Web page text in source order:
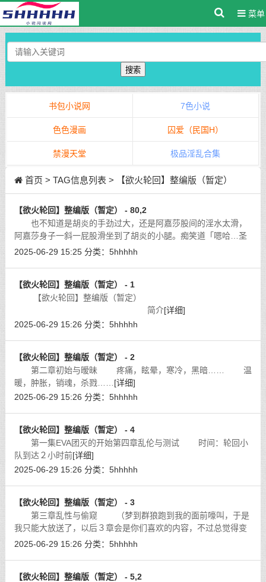
菜单
搜索
书包小说网 7色小说
色色漫画 囚爱（民国H）
禁漫天堂 极品淫乱合集
首页 > TAG信息列表 > 【欲火轮回】整编版（暂定）
【欲火轮回】整编版（暂定） - 80,2
也不知道是胡炎的手劲过大，还是阿嘉莎股间的淫水太滑，
阿嘉莎身子一斜一屁股滑坐到了胡炎的小腿。痴笑道「嗯哈…圣
王主人的精液，好舒服的感觉，圣王主人我们再来。啊。」
2025-06-29 15:25 分类： 5hhhhh
【欲火轮回】整编版（暂定） - 1
【欲火轮回】整编版（暂定）
简介[详细]
2025-06-29 15:26 分类： 5hhhhh
【欲火轮回】整编版（暂定） - 2
第二章初始与暧昧 疼痛，眩晕，寒冷，黑暗…… 温
暖，肿胀，销魂，杀戮…… [详细]
2025-06-29 15:26 分类： 5hhhhh
【欲火轮回】整编版（暂定） - 4
第一集EVA团灭的开始第四章乱伦与测试 时间：轮回小
队到达２小时前[详细]
2025-06-29 15:26 分类： 5hhhhh
【欲火轮回】整编版（暂定） - 3
第三章乱性与偷窥 （梦到群狼跑到我的面前嚎叫，于是
我只能大放送了，以后３章会是你们喜欢的内容，不过总觉得变
成写ＥＶＡ的Ｈ同人了。）[详细]
2025-06-29 15:26 分类： 5hhhhh
【欲火轮回】整编版（暂定） - 5,2